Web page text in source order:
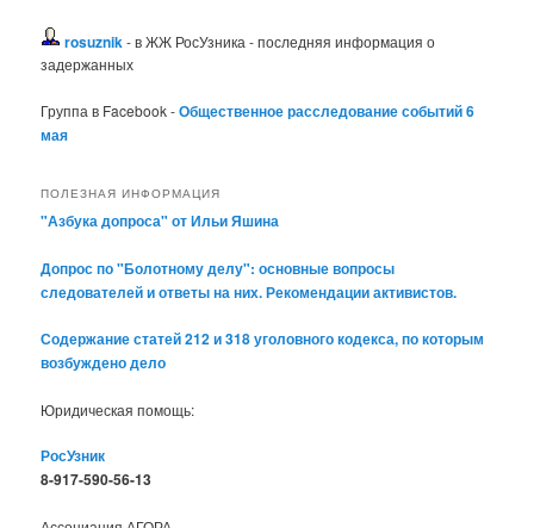
rosuznik - в ЖЖ РосУзника - последняя информация о
задержанных
Группа в Facebook -Общественное расследование событий 6
мая
ПОЛЕЗНАЯ ИНФОРМАЦИЯ
"Азбука допроса" от Ильи Яшина
Допрос по "Болотному делу": основные вопросы
следователей и ответы на них. Рекомендации активистов.
Содержание статей 212 и 318 уголовного кодекса, по которым
возбуждено дело
Юридическая помощь:
РосУзник
8-917-590-56-13